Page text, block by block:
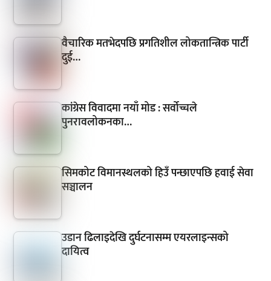
वैचारिक मतभेदपछि प्रगतिशील लोकतान्त्रिक पार्टी
दुई…
कांग्रेस विवादमा नयाँ मोड : सर्वोच्चले
पुनरावलोकनका…
सिमकोट विमानस्थलको हिउँ पन्छाएपछि हवाई सेवा
सञ्चालन
उडान ढिलाइदेखि दुर्घटनासम्म एयरलाइन्सको
दायित्व